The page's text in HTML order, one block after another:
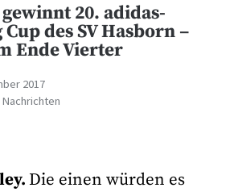
20. adidas-
des SV Hasborn –
Ende Vierter
2017
Die einen würden es